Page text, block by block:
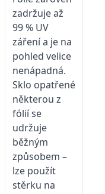
zadržuje až
99 % UV
záření a je na
pohled velice
nenápadná.
Sklo opatřené
některou z
fólií se
udržuje
běžným
způsobem –
lze použít
stěrku na